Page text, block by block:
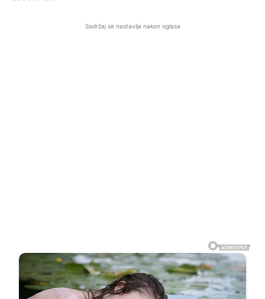
Sadržaj se nastavlja nakon oglasa